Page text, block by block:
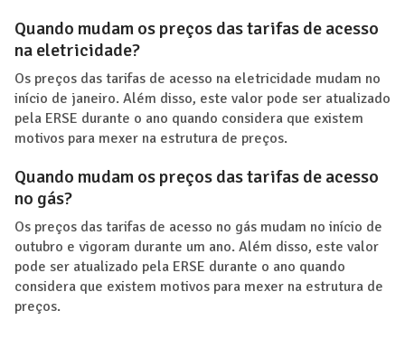
Quando mudam os preços das tarifas de acesso
na eletricidade?
Os preços das tarifas de acesso na eletricidade mudam no
início de janeiro. Além disso, este valor pode ser atualizado
pela ERSE durante o ano quando considera que existem
motivos para mexer na estrutura de preços.
Quando mudam os preços das tarifas de acesso
no gás?
Os preços das tarifas de acesso no gás mudam no início de
outubro e vigoram durante um ano. Além disso, este valor
pode ser atualizado pela ERSE durante o ano quando
considera que existem motivos para mexer na estrutura de
preços.